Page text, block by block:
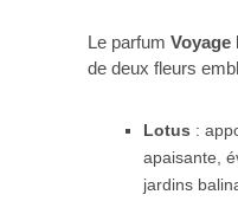
Le parfum Voyage
de deux fleurs
Lotus :
apaisante,
jardins